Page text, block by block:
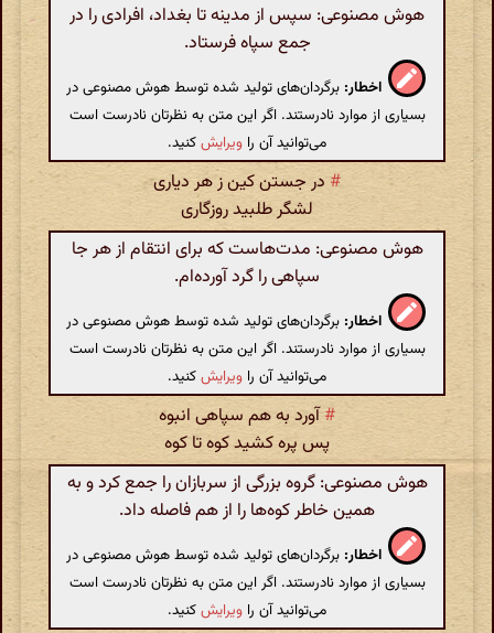
هوش مصنوعی: سپس از مدینه تا بغداد، افرادی را در
جمع سپاه فرستاد.
اخطار: برگردان‌های تولید شده توسط هوش مصنوعی در
بسیاری از موارد نادرستند. اگر این متن به نظرتان نادرست است
می‌توانید آن را ویرایشکنید.
# در جستن کین ز هر دیاری
لشگر طلبید روزگاری
هوش مصنوعی: مدت‌هاست که برای انتقام از هر جا
سپاهی را گرد آورده‌ام.
اخطار: برگردان‌های تولید شده توسط هوش مصنوعی در
بسیاری از موارد نادرستند. اگر این متن به نظرتان نادرست است
می‌توانید آن را ویرایشکنید.
#آورد به هم سپاهی انبوه
پس پره کشید کوه تا کوه
هوش مصنوعی: گروه بزرگی از سربازان را جمع کرد و به
همین خاطر کوه‌ها را از هم فاصله داد.
اخطار: برگردان‌های تولید شده توسط هوش مصنوعی در
بسیاری از موارد نادرستند. اگر این متن به نظرتان نادرست است
می‌توانید آن را ویرایشکنید.